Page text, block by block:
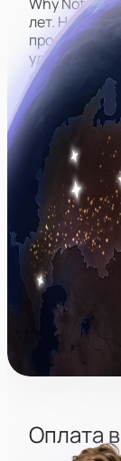
лет. Наши
прозрачные
удерживаем
обучение
расти, а её
в
должности.
Оплата